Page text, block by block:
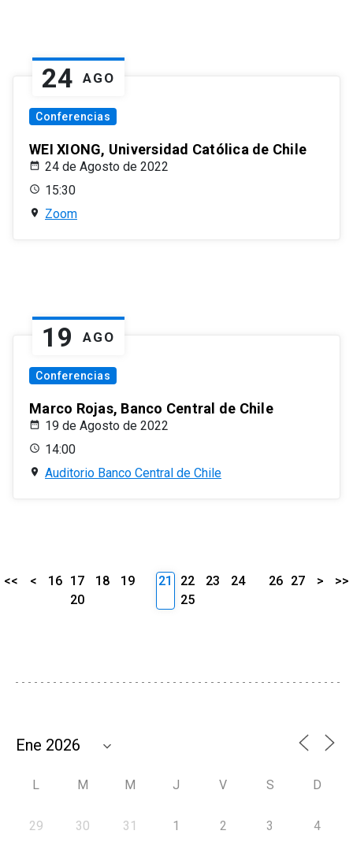
24 AGO
Conferencias
WEI XIONG, Universidad Católica de Chile
24 de Agosto de 2022
15:30
Zoom
19 AGO
Conferencias
Marco Rojas, Banco Central de Chile
19 de Agosto de 2022
14:00
Auditorio Banco Central de Chile
<< < 16 17 18
19
20
21 22 23
24
25
26 27 > >>
L M M J V S D
29 30 31 1 2 3 4